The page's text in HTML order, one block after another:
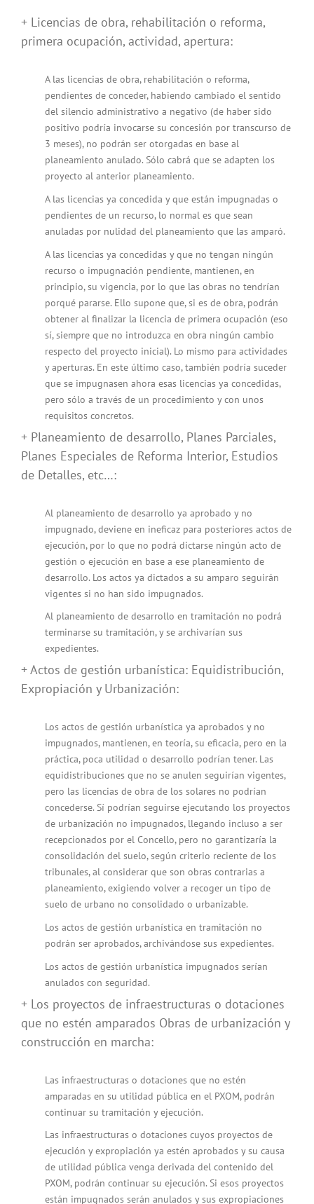
+ Licencias de obra, rehabilitación o reforma,
primera ocupación, actividad, apertura:
A las licencias de obra, rehabilitación o reforma,
pendientes de conceder, habiendo cambiado el sentido
del silencio administrativo a negativo (de haber sido
positivo podría invocarse su concesión por transcurso de
3 meses), no podrán ser otorgadas en base al
planeamiento anulado. Sólo cabrá que se adapten los
proyecto al anterior planeamiento.
A las licencias ya concedida y que están impugnadas o
pendientes de un recurso, lo normal es que sean
anuladas por nulidad del planeamiento que las amparó.
A las licencias ya concedidas y que no tengan ningún
recurso o impugnación pendiente, mantienen, en
principio, su vigencia, por lo que las obras no tendrían
porqué pararse. Ello supone que, si es de obra, podrán
obtener al finalizar la licencia de primera ocupación (eso
sí, siempre que no introduzca en obra ningún cambio
respecto del proyecto inicial). Lo mismo para actividades
y aperturas. En este último caso, también podría suceder
que se impugnasen ahora esas licencias ya concedidas,
pero sólo a través de un procedimiento y con unos
requisitos concretos.
+ Planeamiento de desarrollo, Planes Parciales,
Planes Especiales de Reforma Interior, Estudios
de Detalles, etc…:
Al planeamiento de desarrollo ya aprobado y no
impugnado, deviene en ineficaz para posteriores actos de
ejecución, por lo que no podrá dictarse ningún acto de
gestión o ejecución en base a ese planeamiento de
desarrollo. Los actos ya dictados a su amparo seguirán
vigentes si no han sido impugnados.
Al planeamiento de desarrollo en tramitación no podrá
terminarse su tramitación, y se archivarían sus
expedientes.
+ Actos de gestión urbanística: Equidistribución,
Expropiación y Urbanización:
Los actos de gestión urbanística ya aprobados y no
impugnados, mantienen, en teoría, su eficacia, pero en la
práctica, poca utilidad o desarrollo podrían tener. Las
equidistribuciones que no se anulen seguirían vigentes,
pero las licencias de obra de los solares no podrían
concederse. Sí podrían seguirse ejecutando los proyectos
de urbanización no impugnados, llegando incluso a ser
recepcionados por el Concello, pero no garantizaría la
consolidación del suelo, según criterio reciente de los
tribunales, al considerar que son obras contrarias a
planeamiento, exigiendo volver a recoger un tipo de
suelo de urbano no consolidado o urbanizable.
Los actos de gestión urbanística en tramitación no
podrán ser aprobados, archivándose sus expedientes.
Los actos de gestión urbanística impugnados serían
anulados con seguridad.
+ Los proyectos de infraestructuras o dotaciones
que no estén amparados Obras de urbanización y
construcción en marcha:
Las infraestructuras o dotaciones que no estén
amparadas en su utilidad pública en el PXOM, podrán
continuar su tramitación y ejecución.
Las infraestructuras o dotaciones cuyos proyectos de
ejecución y expropiación ya estén aprobados y su causa
de utilidad pública venga derivada del contenido del
PXOM, podrán continuar su ejecución. Si esos proyectos
están impugnados serán anulados y sus expropiaciones